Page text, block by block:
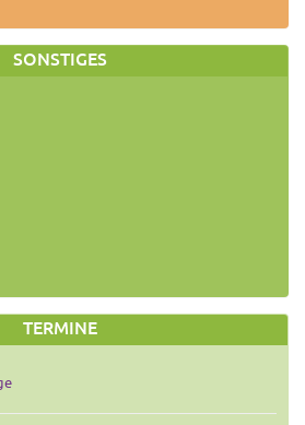
SONSTIGES
TERMINE